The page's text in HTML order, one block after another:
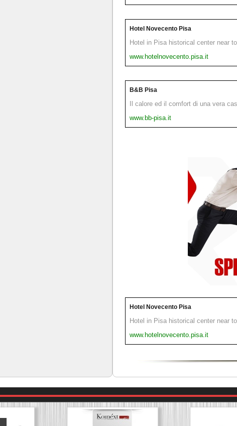
Hotel Novecento Pisa
Hotel in Pisa historical center near
www.hotelnovecento.pisa.it
B&B Pisa
Il calore ed il comfort di una vera
www.bb-pisa.it
Hotel Novecento Pisa
Hotel in Pisa historical center near
www.hotelnovecento.pisa.it